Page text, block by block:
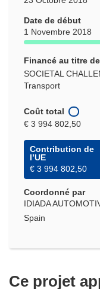
Date de début
1 Novembre 2018
Financé au titre de
SOCIETAL
Transport
Coût total
€ 3 994 802,50
Contribution de
l’UE
€ 3 994 802,50
Coordonné par
IDIADA
Spain
Ce projet